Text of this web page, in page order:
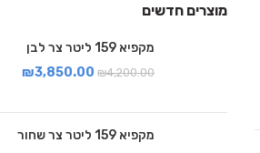
מוצרים חדשים
מקפיא 159 ליטר צר לבן
₪4,200.00
₪3,850.00
מקפיא 159 ליטר צר שחור